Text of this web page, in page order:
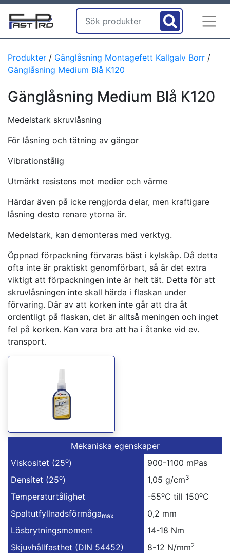
Produkter / Gänglåsning Montagefett Kallgalv Borr /
Gänglåsning Medium Blå K120
Gänglåsning Medium Blå K120
Medelstark skruvlåsning
För låsning och tätning av gängor
Vibrationstålig
Utmärkt resistens mot medier och värme
Härdar även på icke rengjorda delar, men kraftigare
låsning desto renare ytorna är.
Medelstark, kan demonteras med verktyg.
Öppnad förpackning förvaras bäst i kylskåp. Då detta
ofta inte är praktiskt genomförbart, så är det extra
viktigt att förpackningen inte är helt tät. Detta för att
skruvlåsningen inte skall härda i flaskan under
förvaring. Där av att korken inte går att dra åt
ordentligt på flaskan, det är alltså meningen och inget
fel på korken. Kan vara bra att ha i åtanke vid ev.
transport.
Mekaniska egenskaper
Viskositet (25o)
900-1100 mPas
Densitet (25o) 1,05 g/cm3
Temperaturtålighet -55oC till 150oC
Spaltutfyllnadsförmågamax
0,2 mm
Lösbrytningsmoment
14-18 Nm
Skjuvhållfasthet (DIN 54452)
8-12 N/mm2